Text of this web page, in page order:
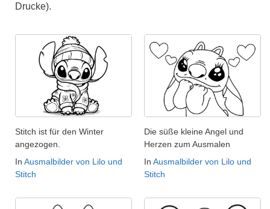
Drucke).
Stitch ist für den Winter
angezogen.
In Ausmalbilder von Lilo und
Stitch
Die süße kleine Angel und
Herzen zum Ausmalen
In Ausmalbilder von Lilo und
Stitch